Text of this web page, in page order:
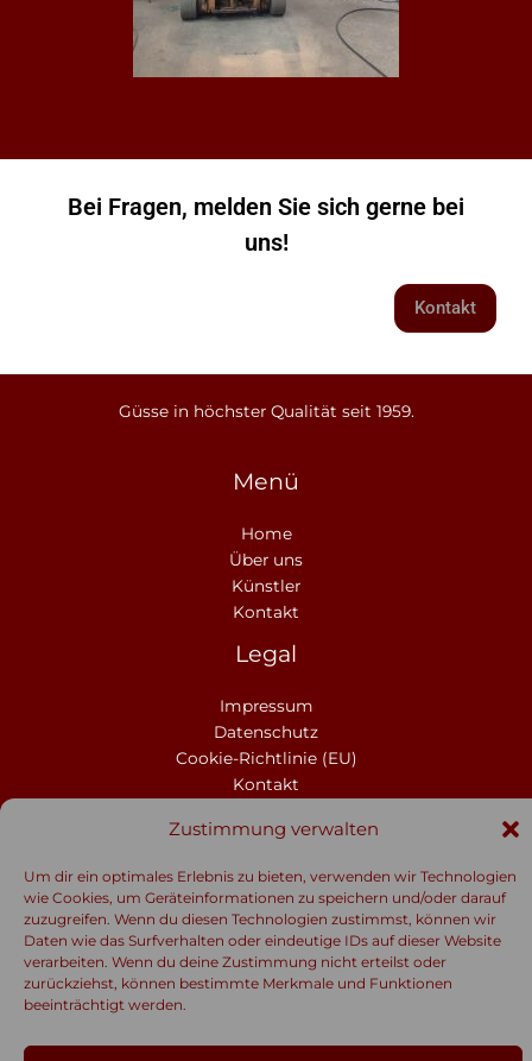
Zustimmung verwalten
Um dir ein optimales Erlebnis zu bieten, verwenden wir Technologien
wie Cookies, um Geräteinformationen zu speichern und/oder darauf
zuzugreifen. Wenn du diesen Technologien zustimmst, können wir
Daten wie das Surfverhalten oder eindeutige IDs auf dieser Website
verarbeiten. Wenn du deine Zustimmung nicht erteilst oder
zurückziehst, können bestimmte Merkmale und Funktionen
beeinträchtigt werden.
Bei Fragen, melden Sie sich gerne bei
uns!
Kontakt
Güsse in höchster Qualität seit 1959.
Menü
Home
Über uns
Künstler
Kontakt
Legal
Impressum
Datenschutz
Cookie-Richtlinie (EU)
Kontakt
Kunstgießerei Krismer
Moritzenstraße 50, 6410 Telfs
krismer-guss@aon.at
+43 699 17562361
Copyright © 2026 Kunstgießerei Krismer